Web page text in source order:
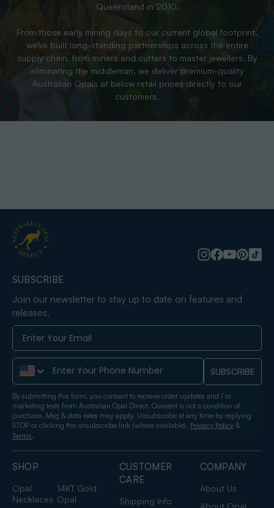
Queensland in 2010.
From those early mining days to our current global footprint,
we’ve built long-standing partnerships across the entire
supply chain, from miners and cutters to master jewellers. By
eliminating the middleman, we deliver premium-quality
Australian Opals at below retail prices directly to our
customers.
SHOP
Opal
Necklaces
14KT Gold
Opal
CUSTOMER
CARE
Shipping Info
COMPANY
About Us
SUBSCRIBE
Join our newsletter to stay up to date on features and
releases.
Phone Number SUBSCRIBE
By submitting this form, you consent to receive order updates and / or
marketing texts from Australian Opal Direct. Consent is not a condition of
purchase. Msg & data rates may apply. Unsubscribe at any time by replying
STOP or clicking the unsubscribe link (where available). Privacy Policy &
Terms.